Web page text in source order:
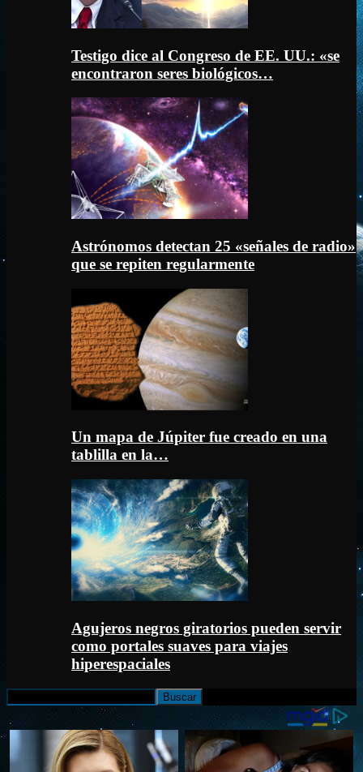
Testigo dice al Congreso de EE. UU.: «se
encontraron seres biológicos…
Astrónomos detectan 25 «señales de radio»
que se repiten regularmente
Un mapa de Júpiter fue creado en una
tablilla en la…
Agujeros negros giratorios pueden servir
como portales suaves para viajes
hiperespaciales